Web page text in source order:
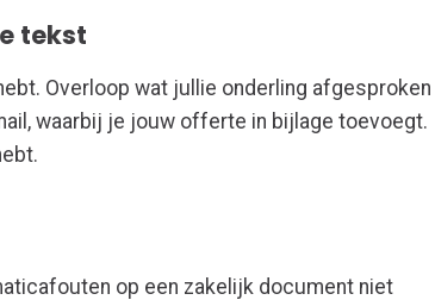
tekst
Overloop wat jullie onderling afgesproken
waarbij je jouw offerte in bijlage toevoegt.
op een zakelijk document niet